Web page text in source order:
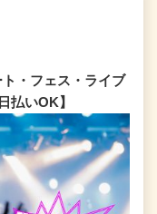
・フェス・ライブ
払いOK】